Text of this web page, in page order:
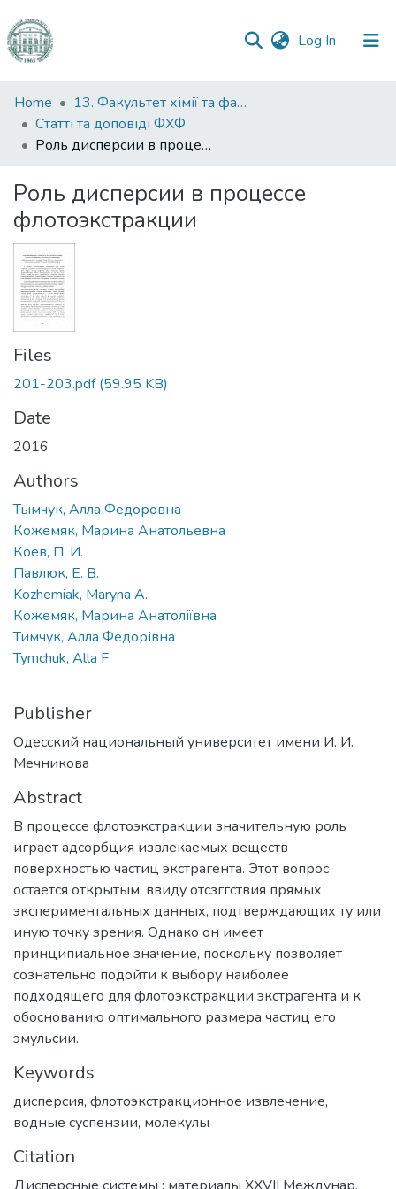
Log In (current)
Communities
&
Collections
Statistics
Home
13. Факультет хімії та фармації
Статті та доповіді ФХФ
Роль дисперсии в процессе флотоэкстракции
Роль дисперсии в процессе
флотоэкстракции
Files
201-203.pdf(59.95 KB)
Date
2016
Authors
Тымчук, Алла Федоровна
Кожемяк, Марина Анатольевна
Коев, П. И.
Павлюк, Е. В.
Kozhemiak, Maryna A.
Кожемяк, Марина Анатоліївна
Тимчук, Алла Федорівна
Tymchuk, Alla F.
Publisher
Одесский национальный университет имени И. И.
Мечникова
Abstract
В процессе флотоэкстракции значительную роль
играет адсорбция извлекаемых веществ
поверхностью частиц экстрагента. Этот вопрос
остается открытым, ввиду отсзггствия прямых
экспериментальных данных, подтверждающих ту или
иную точку зрения. Однако он имеет
принципиальное значение, поскольку позволяет
сознательно подойти к выбору наиболее
подходящего для флотоэкстракции экстрагента и к
обоснованию оптимального размера частиц его
эмульсии.
Keywords
дисперсия, флотоэкстракционное извлечение,
водные суспензии, молекулы
Citation